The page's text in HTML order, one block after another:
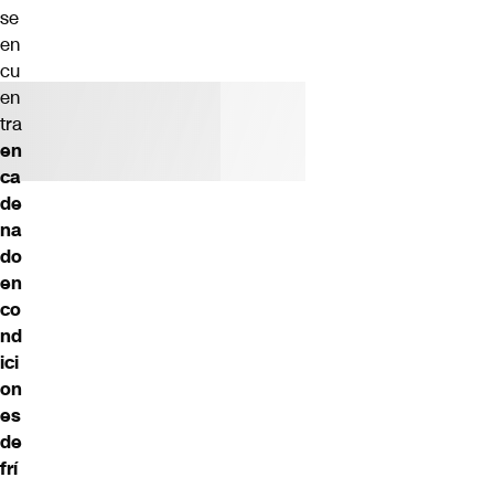
se
en
cu
en
tra
en
ca
de
na
do
en
co
nd
ici
on
es
de
frí